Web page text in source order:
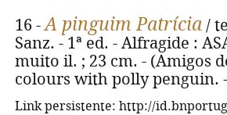
16 -A pinguim Patrícia /
Sanz. - 1ª ed. - Alfragide :
muito il. ; 23 cm. - (Amigos
colours with polly penguin. -
Link persistente: http://